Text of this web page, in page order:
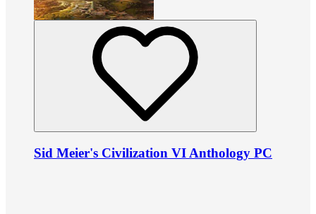
Sid Meier's Civilization VI Anthology PC